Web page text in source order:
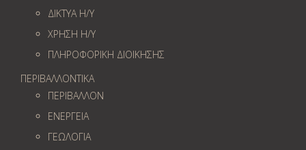
ΔΙΚΤΥΑ Η/Υ
ΧΡΗΣΗ Η/Υ
ΠΛΗΡΟΦΟΡΙΚΗ ΔΙΟΙΚΗΣΗΣ
ΠΕΡΙΒΑΛΛΟΝΤΙΚΑ
ΠΕΡΙΒΑΛΛΟΝ
ΕΝΕΡΓΕΙΑ
ΓΕΩΛOΓΙΑ